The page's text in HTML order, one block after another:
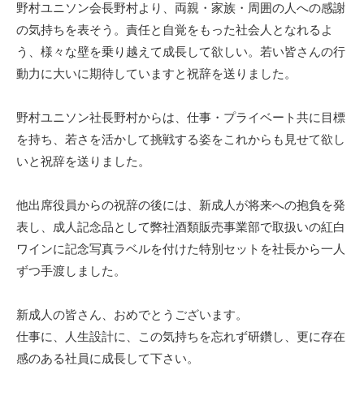
野村ユニソン会長野村より、両親・家族・周囲の人への感謝
の気持ちを表そう。責任と自覚をもった社会人となれるよ
う、様々な壁を乗り越えて成長して欲しい。若い皆さんの行
動力に大いに期待していますと祝辞を送りました。
野村ユニソン社長野村からは、仕事・プライベート共に目標
を持ち、若さを活かして挑戦する姿をこれからも見せて欲し
いと祝辞を送りました。
他出席役員からの祝辞の後には、新成人が将来への抱負を発
表し、成人記念品として弊社酒類販売事業部で取扱いの紅白
ワインに記念写真ラベルを付けた特別セットを社長から一人
ずつ手渡しました。
新成人の皆さん、おめでとうございます。
仕事に、人生設計に、この気持ちを忘れず研鑽し、更に存在
感のある社員に成長して下さい。